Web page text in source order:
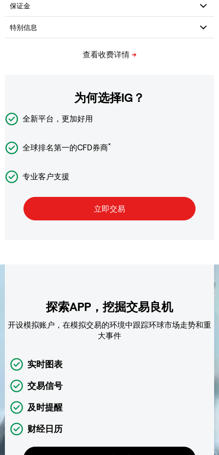
为何选择IG？
全新平台，更加好用
全球排名第一的CFD券商*
专业客户支援
探索APP，挖掘交易良机
开设模拟账户，在模拟交易的环境中跟踪环球市场走势和重
大事件
实时图表
交易信号
及时提醒
财经日历